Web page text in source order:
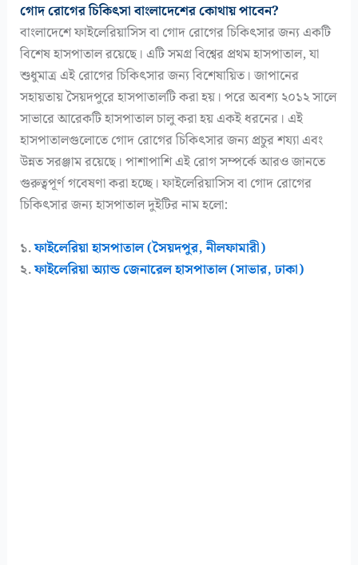
গোদ রোগের চিকিৎসা বাংলাদেশের কোথায় পাবেন?
বাংলাদেশে ফাইলেরিয়াসিস বা গোদ রোগের চিকিৎসার জন্য একটি
বিশেষ হাসপাতাল রয়েছে। এটি সমগ্র বিশ্বের প্রথম হাসপাতাল, যা
শুধুমাত্র এই রোগের চিকিৎসার জন্য বিশেষায়িত। জাপানের
সহায়তায় সৈয়দপুরে হাসপাতালটি করা হয়। পরে অবশ্য ২০১২ সালে
সাভারে আরেকটি হাসপাতাল চালু করা হয় একই ধরনের। এই
হাসপাতালগুলোতে গোদ রোগের চিকিৎসার জন্য প্রচুর শয্যা এবং
উন্নত সরঞ্জাম রয়েছে। পাশাপাশি এই রোগ সম্পর্কে আরও জানতে
গুরুত্বপূর্ণ গবেষণা করা হচ্ছে। ফাইলেরিয়াসিস বা গোদ রোগের
চিকিৎসার জন্য হাসপাতাল দুইটির নাম হলো:
১.ফাইলেরিয়া হাসপাতাল (সৈয়দপুর, নীলফামারী)
২.ফাইলেরিয়া অ্যান্ড জেনারেল হাসপাতাল (সাভার, ঢাকা)